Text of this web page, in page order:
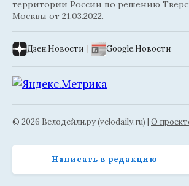
территории России по решению
Москвы от 21.03.2022.
Дзен.Новости | Google.Новости
© 2026 Велодейли.ру (velodaily.ru) | О
Написать в редакцию